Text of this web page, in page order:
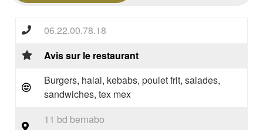
06.22.00.78.18
Avis sur le restaurant
Burgers, halal, kebabs, poulet frit, salades,
sandwiches, tex mex
11 bd bernabo